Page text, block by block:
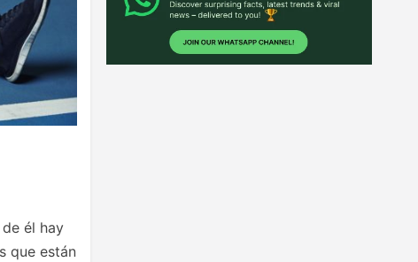
él hay
que están